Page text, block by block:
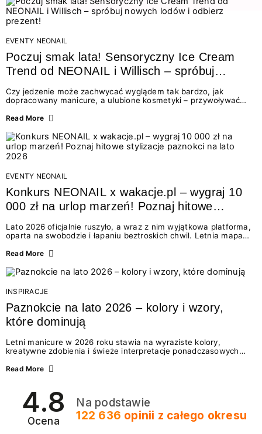
EVENTY NEONAIL
Poczuj smak lata! Sensoryczny Ice Cream
Trend od NEONAIL i Willisch – spróbuj
nowych lodów i odbierz prezent!
Czy jedzenie może zachwycać wyglądem tak bardzo, jak
dopracowany manicure, a ulubione kosmetyki – przywoływać
świata beauty i oszałamiających deserów to coś więcej niż
zmysłami: przez soczysty kolor, aksamitną teksturę,
orzeźwiający zapach i słodki akcent na podniebieniu. Tego lata
NEONAIL łączy siły z marką Willisch, tworząc unikalny projekt
na styku jedzenia i piękna....
Read More
EVENTY NEONAIL
Konkurs NEONAIL x wakacje.pl – wygraj 10
000 zł na urlop marzeń! Poznaj hitowe
Lato 2026 oficjalnie ruszyło, a wraz z nim wyjątkowa platforma,
oparta na swobodzie i łapaniu beztroskich chwil. Letnia mapa
doświadczenia wakacji – od spontanicznych wyjazdów, przez
Motywem przewodnim jest eksplorowanie i kolekcjonowanie
letnich momentów. Z tej okazji przygotowaliśmy coś absolutnie
wyjątkowego: wielki konkurs z wakacje.pl oraz dawkę
najgorętszych trendów w...
Read More
INSPIRACJE
Paznokcie na lato 2026 – kolory i wzory,
które dominują
Letni manicure w 2026 roku stawia na wyraziste kolory,
kreatywne zdobienia i świeże interpretacje ponadczasowych
zarówno energetycznych odcieni inspirowanych wakacjami, jak
2026? Znajdź inspirację dla swojego manicure!
Read More
4.8
Ocena
Na podstawie
122 636 opinii z całego okresu